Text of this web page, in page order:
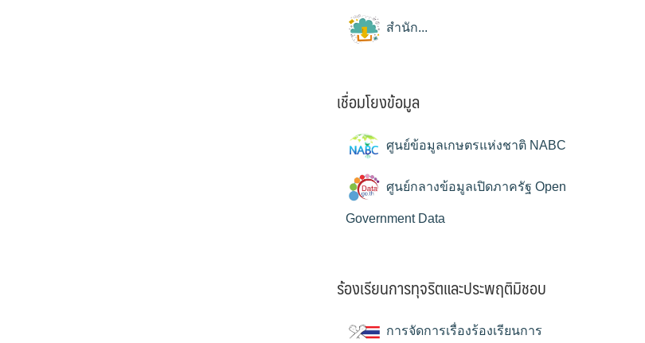
สำนัก...
เชื่อมโยงข้อมูล
ศูนย์ข้อมูลเกษตรแห่งชาติ NABC
ศูนย์กลางข้อมูลเปิดภาครัฐ Open
Government Data
ร้องเรียนการทุจริตและประพฤติมิชอบ
การจัดการเรื่องร้องเรียนการ